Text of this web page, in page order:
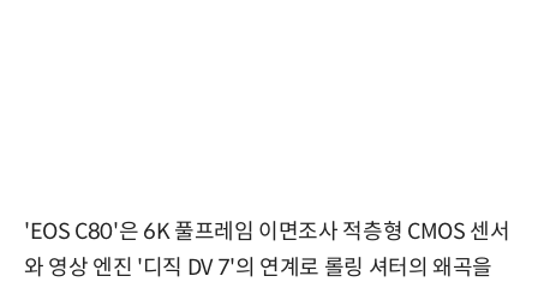
'EOS C80'은 6K 풀프레임 이면조사 적층형 CMOS 센서
와 영상 엔진 '디직 DV 7'의 연계로 롤링 셔터의 왜곡을